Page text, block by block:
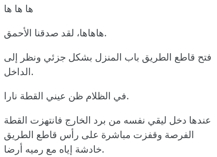
ها ها ها
هاهاها، لقد صدقنا الأحمق.
فتح قاطع الطريق باب المنزل بشكل جزئي ونظر إلی
الداخل.
في الظلام ظن عيني القطة نارا.
عندها دخل ليقي نفسه من برد الخارج فانتهزت القطة
الفرصة وقفزت مباشرة على رأس قاطع الطريق
خادشة إياه مع رميه أرضا.